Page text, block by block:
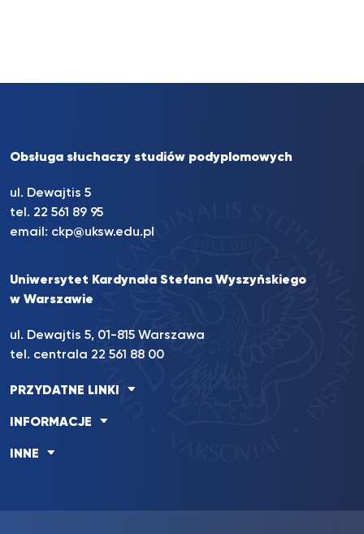
Obsługa słuchaczy studiów podyplomowych
ul. Dewajtis 5
tel. 22 561 89 95
email: ckp@uksw.edu.pl
Uniwersytet Kardynała Stefana Wyszyńskiego
w Warszawie
ul. Dewajtis 5, 01-815 Warszawa
tel. centrala 22 561 88 00
PRZYDATNE LINKI
INFORMACJE
INNE